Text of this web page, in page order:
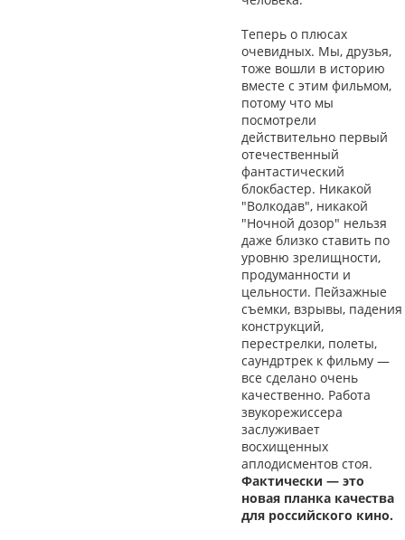
Теперь о плюсах
очевидных. Мы, друзья,
тоже вошли в историю
вместе с этим фильмом,
потому что мы
посмотрели
действительно первый
отечественный
фантастический
блокбастер. Никакой
"Волкодав", никакой
"Ночной дозор" нельзя
даже близко ставить по
уровню зрелищности,
продуманности и
цельности. Пейзажные
съемки, взрывы, падения
конструкций,
перестрелки, полеты,
саундртрек к фильму —
все сделано очень
качественно. Работа
звукорежиссера
заслуживает
восхищенных
аплодисментов стоя.
Фактически — это
новая планка качества
для российского кино.